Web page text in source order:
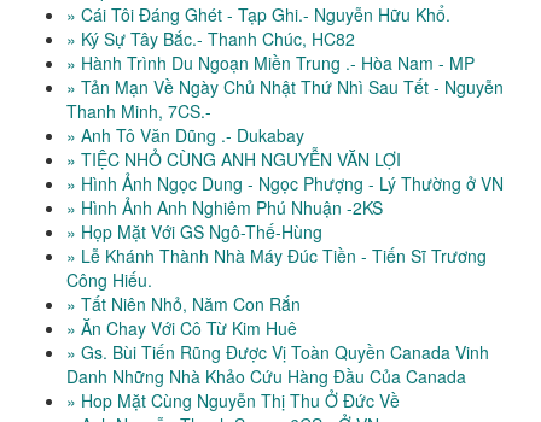
» Cái Tôi Đáng Ghét - Tạp Ghi.- Nguyễn Hữu Khổ.
» Ký Sự Tây Bắc.- Thanh Chúc, HC82
» Hành Trình Du Ngoạn Miền Trung .- Hòa Nam - MP
» Tản Mạn Về Ngày Chủ Nhật Thứ Nhì Sau Tết - Nguyễn
Thanh Minh, 7CS.-
» Anh Tô Văn Dũng .- Dukabay
» TIỆC NHỎ CÙNG ANH NGUYỄN VĂN LỢI
» Hình Ảnh Ngọc Dung - Ngọc Phượng - Lý Thường ở VN
» Hình Ảnh Anh Nghiêm Phú Nhuận -2KS
» Họp Mặt Với GS Ngô-Thế-Hùng
» Lễ Khánh Thành Nhà Máy Đúc Tiền - Tiến Sĩ Trương
Công Hiếu.
» Tất Niên Nhỏ, Năm Con Rắn
» Ăn Chay Với Cô Từ Kim Huê
» Gs. Bùi Tiến Rũng Được Vị Toàn Quyền Canada Vinh
Danh Những Nhà Khảo Cứu Hàng Đầu Của Canada
» Hop Mặt Cùng Nguyễn Thị Thu Ở Đức Về